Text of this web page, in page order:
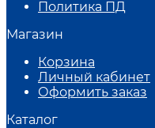
Политика ПД
Магазин
Корзина
Личный кабинет
Оформить заказ
Каталог